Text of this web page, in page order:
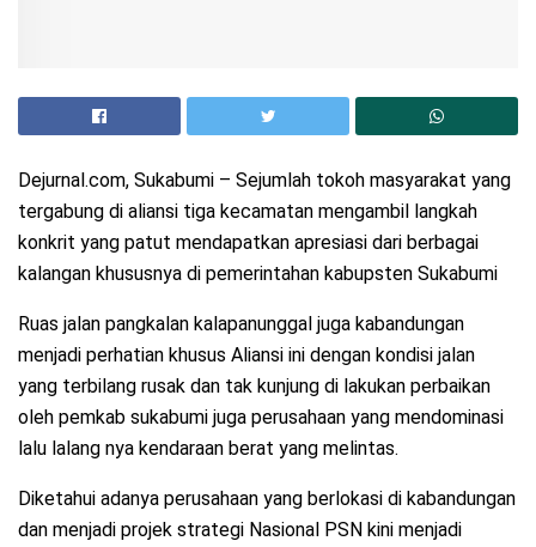
Dejurnal.com, Sukabumi – Sejumlah tokoh masyarakat yang
tergabung di aliansi tiga kecamatan mengambil langkah
konkrit yang patut mendapatkan apresiasi dari berbagai
kalangan khususnya di pemerintahan kabupsten Sukabumi
Ruas jalan pangkalan kalapanunggal juga kabandungan
menjadi perhatian khusus Aliansi ini dengan kondisi jalan
yang terbilang rusak dan tak kunjung di lakukan perbaikan
oleh pemkab sukabumi juga perusahaan yang mendominasi
lalu lalang nya kendaraan berat yang melintas.
Diketahui adanya perusahaan yang berlokasi di kabandungan
dan menjadi projek strategi Nasional PSN kini menjadi